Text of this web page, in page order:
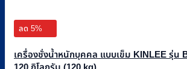
ลด 5%
เครื่องชั่งน้ำหนักบุคคล แบบเข็ม KINLEE รุ่น
120 กิโลกรัม (120 kg)